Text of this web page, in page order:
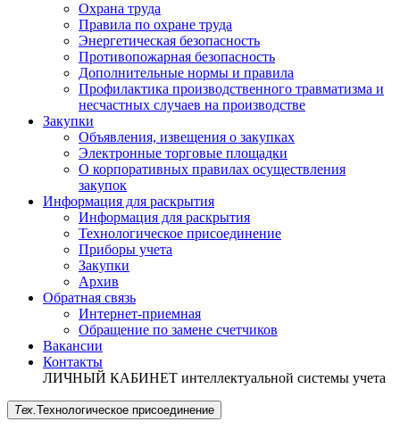
Охрана труда
Правила по охране труда
Энергетическая безопасность
Противопожарная безопасность
Дополнительные нормы и правила
Профилактика производственного травматизма и
несчастных случаев на производстве
Закупки
Объявления, извещения о закупках
Электронные торговые площадки
О корпоративных правилах осуществления
закупок
Информация для раскрытия
Информация для раскрытия
Технологическое присоединение
Приборы учета
Закупки
Архив
Обратная связь
Интернет-приемная
Обращение по замене счетчиков
Вакансии
Контакты
ЛИЧНЫЙ КАБИНЕТ интеллектуальной системы учета
Тех.Технологическое присоединение